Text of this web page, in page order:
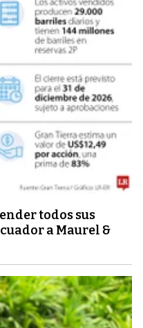
todos sus
a Maurel &